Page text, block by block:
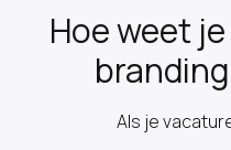
Hoe weet
Als je